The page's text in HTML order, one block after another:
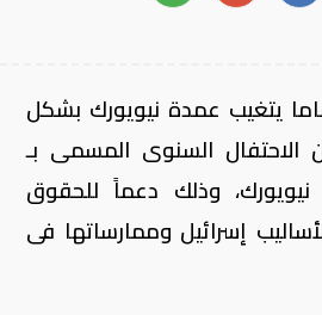
مرة ومنذ 62 عاما يتغيب عمدة نيويورك بشكل
السنوى المسمى بـ
وذلك دعماً للحقوق
إسرائيل وممارساتها فى